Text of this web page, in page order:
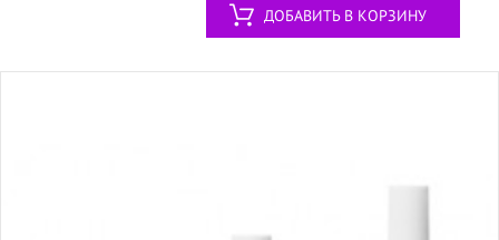
ДОБАВИТЬ В КОРЗИНУ